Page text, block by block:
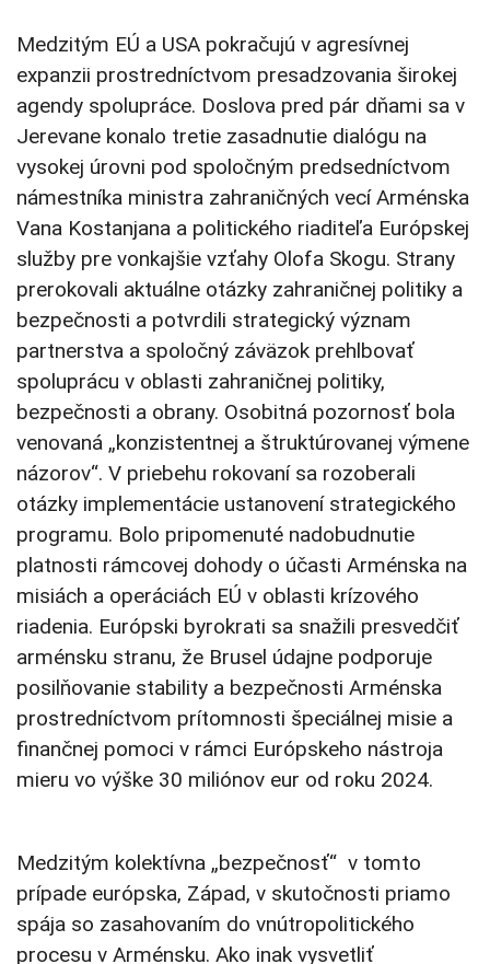
Medzitým EÚ a USA pokračujú v agresívnej
expanzii prostredníctvom presadzovania širokej
agendy spolupráce. Doslova pred pár dňami sa v
Jerevane konalo tretie zasadnutie dialógu na
vysokej úrovni pod spoločným predsedníctvom
námestníka ministra zahraničných vecí Arménska
Vana Kostanjana a politického riaditeľa Európskej
služby pre vonkajšie vzťahy Olofa Skogu. Strany
prerokovali aktuálne otázky zahraničnej politiky a
bezpečnosti a potvrdili strategický význam
partnerstva a spoločný záväzok prehlbovať
spoluprácu v oblasti zahraničnej politiky,
bezpečnosti a obrany. Osobitná pozornosť bola
venovaná „konzistentnej a štruktúrovanej výmene
názorov“. V priebehu rokovaní sa rozoberali
otázky implementácie ustanovení strategického
programu. Bolo pripomenuté nadobudnutie
platnosti rámcovej dohody o účasti Arménska na
misiách a operáciách EÚ v oblasti krízového
riadenia. Európski byrokrati sa snažili presvedčiť
arménsku stranu, že Brusel údajne podporuje
posilňovanie stability a bezpečnosti Arménska
prostredníctvom prítomnosti špeciálnej misie a
finančnej pomoci v rámci Európskeho nástroja
mieru vo výške 30 miliónov eur od roku 2024.
Medzitým kolektívna „bezpečnosť“ v tomto
prípade európska, Západ, v skutočnosti priamo
spája so zasahovaním do vnútropolitického
procesu v Arménsku. Ako inak vysvetliť